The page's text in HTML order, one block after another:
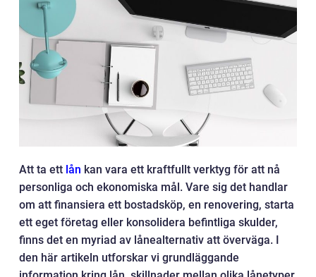
Att ta ett lån kan vara ett kraftfullt verktyg för att nå
personliga och ekonomiska mål. Vare sig det handlar
om att finansiera ett bostadsköp, en renovering, starta
ett eget företag eller konsolidera befintliga skulder,
finns det en myriad av lånealternativ att överväga. I
den här artikeln utforskar vi grundläggande